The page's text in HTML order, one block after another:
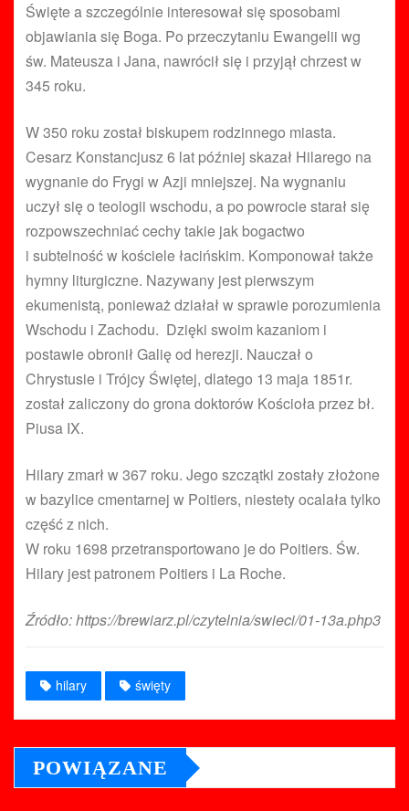
Święte a szczególnie interesował się sposobami
objawiania się Boga. Po przeczytaniu Ewangelii wg
św. Mateusza i Jana, nawrócił się i przyjął chrzest w
345 roku.
W 350 roku został biskupem rodzinnego miasta.
Cesarz Konstancjusz 6 lat później skazał Hilarego na
wygnanie do Frygi w Azji mniejszej. Na wygnaniu
uczył się o teologii wschodu, a po powrocie starał się
rozpowszechniać cechy takie jak bogactwo
i subtelność w kościele łacińskim. Komponował także
hymny liturgiczne. Nazywany jest pierwszym
ekumenistą, ponieważ działał w sprawie porozumienia
Wschodu i Zachodu. Dzięki swoim kazaniom i
postawie obronił Galię od herezji. Nauczał o
Chrystusie i Trójcy Świętej, dlatego 13 maja 1851r.
został zaliczony do grona doktorów Kościoła przez bł.
Piusa IX.
Hilary zmarł w 367 roku. Jego szczątki zostały złożone
w bazylice cmentarnej w Poitiers, niestety ocalała tylko
część z nich.
W roku 1698 przetransportowano je do Poitiers. Św.
Hilary jest patronem Poitiers i La Roche.
Źródło: https://brewiarz.pl/czytelnia/swieci/01-13a.php3
hilary święty
POWIĄZANE